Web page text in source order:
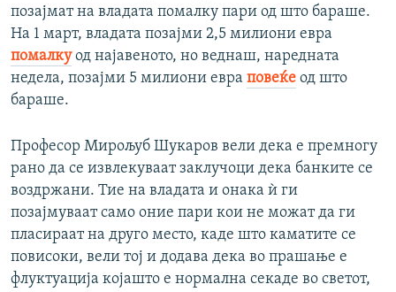
позајмат на владата помалку пари од што бараше.
На 1 март, владата позајми 2,5 милиони евра
помалкуод најавеното, но веднаш, наредната
недела, позајми 5 милиони евра повеќе од што
бараше.
Професор Мирољуб Шукаров вели дека е премногу
рано да се извлекуваат заклучоци дека банките се
воздржани. Тие на владата и онака ѝ ги
позајмуваат само оние пари кои не можат да ги
пласираат на друго место, каде што каматите се
повисоки, вели тој и додава дека во прашање е
флуктуација којашто е нормална секаде во светот,